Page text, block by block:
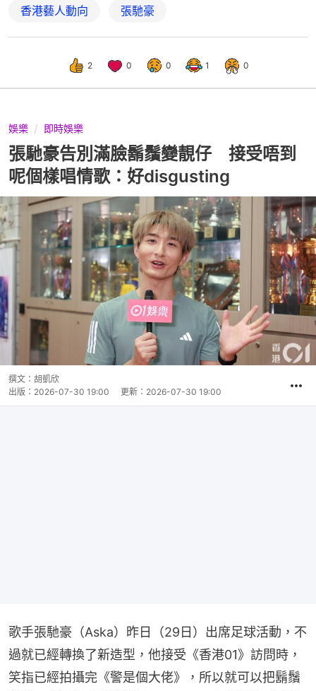
香港藝人動向 張馳豪
2 0 0 1 0
娛樂 即時娛樂
張馳豪告別滿臉鬍鬚變靚仔 接受唔到
呢個樣唱情歌：好disgusting
撰文： 胡凱欣
出版： 2026-07-30 19:00 更新： 2026-07-30 19:00
歌手張馳豪（Aska）昨日（29日）出席足球活動，不
過就已經轉換了新造型，他接受《香港01》訪問時，
笑指已經拍攝完《警是個大佬》，所以就可以把鬍鬚